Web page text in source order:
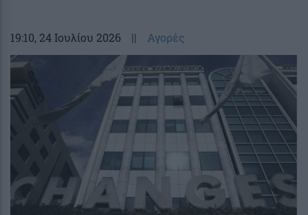
19:10, 24 Ιουλίου 2026 || Αγορές